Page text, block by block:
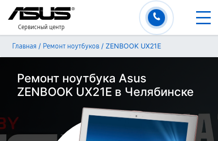
Сервисный центр
Главная / Ремонт ноутбуков / ZENBOOK UX21E
Ремонт ноутбука Asus
ZENBOOK UX21E в Челябинске